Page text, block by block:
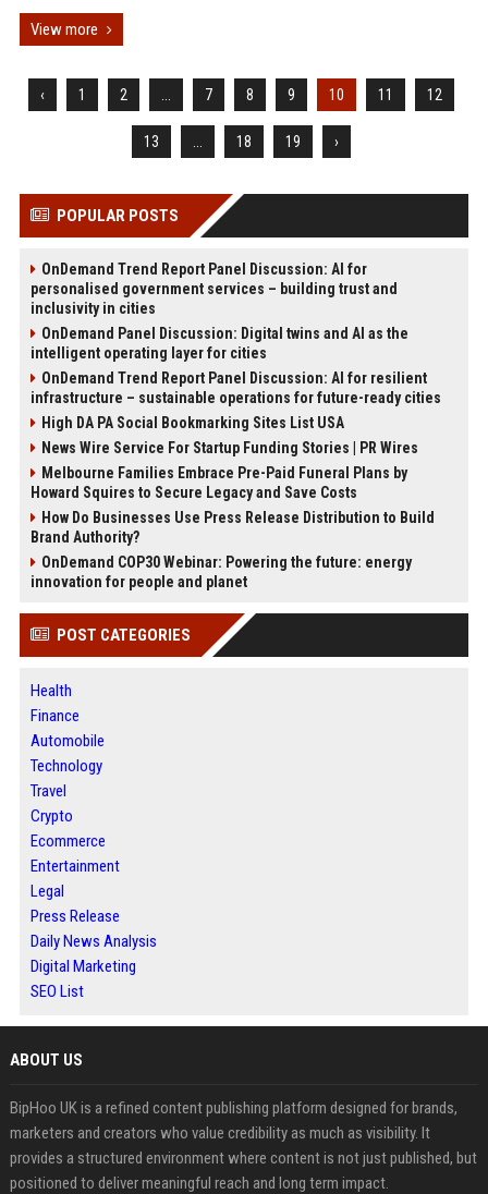
View more
‹ 1 2 7 8 9 10 11 12
13 18 19 ›
POPULAR POSTS
OnDemand Trend Report Panel Discussion: AI for
personalised government services – building trust and
inclusivity in cities
OnDemand Panel Discussion: Digital twins and AI as the
intelligent operating layer for cities
OnDemand Trend Report Panel Discussion: AI for resilient
infrastructure – sustainable operations for future-ready cities
High DA PA Social Bookmarking Sites List USA
News Wire Service For Startup Funding Stories | PR Wires
Melbourne Families Embrace Pre-Paid Funeral Plans by
Howard Squires to Secure Legacy and Save Costs
How Do Businesses Use Press Release Distribution to Build
Brand Authority?
OnDemand COP30 Webinar: Powering the future: energy
innovation for people and planet
POST CATEGORIES
Health
Finance
Automobile
Technology
Travel
Crypto
Ecommerce
Entertainment
Legal
Press Release
Daily News Analysis
Digital Marketing
SEO List
ABOUT US
BipHoo UK is a refined content publishing platform designed for brands,
marketers and creators who value credibility as much as visibility. It
provides a structured environment where content is not just published, but
positioned to deliver meaningful reach and long term impact.